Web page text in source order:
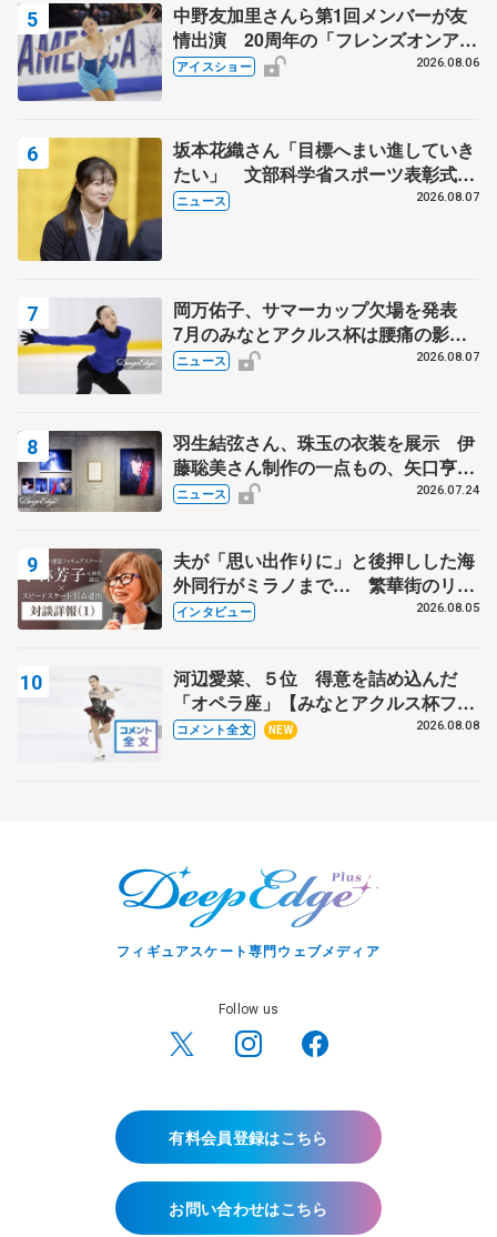
中野友加里さんら第1回メンバーが友
情出演 20周年の「フレンズオンアイ
ス」 宮本賢二さん、有川梨絵さん、
アイスショー 2026.08.06
坂本花織さん「目標へまい進していき
たい」 文部科学省スポーツ表彰式で
代表謝辞
ニュース 2026.08.07
岡万佑子、サマーカップ欠場を発表
7月のみなとアクルス杯は腰痛の影響
で
ニュース 2026.08.07
羽生結弦さん、珠玉の衣装を展示 伊
藤聡美さん制作の一点もの、矢口亨さ
んが撮影
ニュース 2026.07.24
夫が「思い出作りに」と後押しした海
外同行がミラノまで… 繁華街のリン
クでは不良のお兄さんも味方に 小林
インタビュー 2026.08.05
河辺愛菜、５位 得意を詰め込んだ
「オペラ座」【みなとアクルス杯フリ
ー】
コメント全文 NEW 2026.08.08
フィギュアスケート専門ウェブメディア
Follow us
有料会員登録はこちら
お問い合わせはこちら